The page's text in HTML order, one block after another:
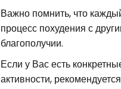
Важно помнить, что
процесс похудения с
благополучии.
Если у Вас есть
активности,